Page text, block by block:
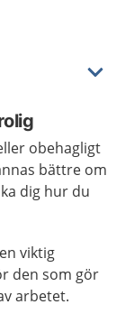
obehagligt
bättre om
dig hur du
viktig
den som gör
arbetet.